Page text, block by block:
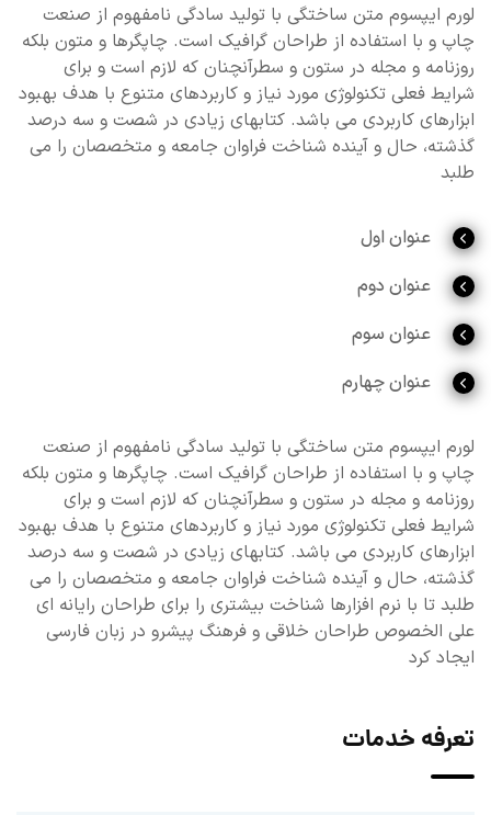
لورم ایپسوم متن ساختگی با تولید سادگی نامفهوم از صنعت
چاپ و با استفاده از طراحان گرافیک است. چاپگرها و متون بلکه
روزنامه و مجله در ستون و سطرآنچنان که لازم است و برای
شرایط فعلی تکنولوژی مورد نیاز و کاربردهای متنوع با هدف بهبود
ابزارهای کاربردی می باشد. کتابهای زیادی در شصت و سه درصد
گذشته، حال و آینده شناخت فراوان جامعه و متخصصان را می
طلبد
عنوان اول
عنوان دوم
عنوان سوم
عنوان چهارم
لورم ایپسوم متن ساختگی با تولید سادگی نامفهوم از صنعت
چاپ و با استفاده از طراحان گرافیک است. چاپگرها و متون بلکه
روزنامه و مجله در ستون و سطرآنچنان که لازم است و برای
شرایط فعلی تکنولوژی مورد نیاز و کاربردهای متنوع با هدف بهبود
ابزارهای کاربردی می باشد. کتابهای زیادی در شصت و سه درصد
گذشته، حال و آینده شناخت فراوان جامعه و متخصصان را می
طلبد تا با نرم افزارها شناخت بیشتری را برای طراحان رایانه ای
علی الخصوص طراحان خلاقی و فرهنگ پیشرو در زبان فارسی
ایجاد کرد
تعرفه خدمات